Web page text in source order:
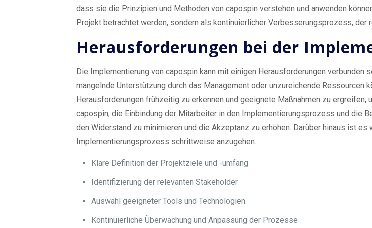
dass sie die Prinzipien und Methoden von capospin verstehen und anwenden
Projekt betrachtet werden, sondern als kontinuierlicher Verbesserungsprozess, der
Herausforderungen bei der
Die Implementierung von capospin kann mit einigen Herausforderungen verbunden
mangelnde Unterstützung durch das Management oder unzureichende Ressourcen
Herausforderungen frühzeitig zu erkennen und geeignete Maßnahmen zu
capospin, die Einbindung der Mitarbeiter in den Implementierungsprozess und die
den Widerstand zu minimieren und die Akzeptanz zu erhöhen. Darüber hinaus ist
Implementierungsprozess schrittweise anzugehen.
Klare Definition der Projektziele und -umfang
Identifizierung der relevanten Stakeholder
Auswahl geeigneter Tools und Technologien
Kontinuierliche Überwachung und Anpassung der Prozesse